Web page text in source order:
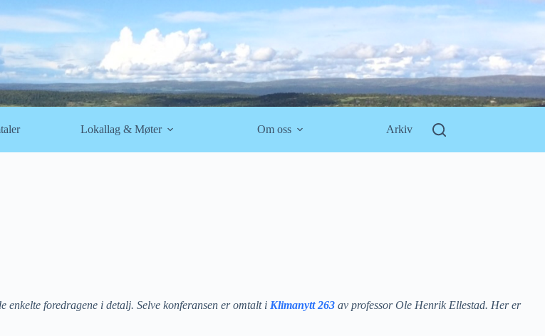
Lokallag & Møter Om oss Arkiv
enkelte foredragene i detalj. Selve konferansen er omtalt i Klimanytt 263 av professor Ole Henrik Ellestad. Her er